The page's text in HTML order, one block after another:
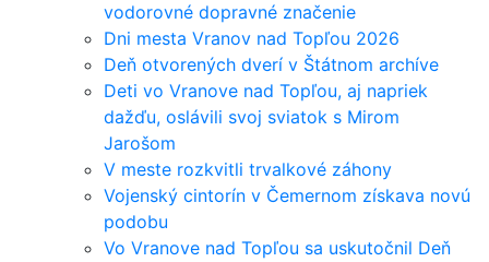
vodorovné dopravné značenie
Dni mesta Vranov nad Topľou 2026
Deň otvorených dverí v Štátnom archíve
Deti vo Vranove nad Topľou, aj napriek
dažďu, oslávili svoj sviatok s Mirom
Jarošom
V meste rozkvitli trvalkové záhony
Vojenský cintorín v Čemernom získava novú
podobu
Vo Vranove nad Topľou sa uskutočnil Deň